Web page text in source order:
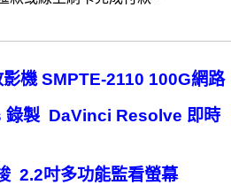
機 SMPTE-2110 100G網路
錄製 DaVinci Resolve 即時
2.2吋多功能監看螢幕